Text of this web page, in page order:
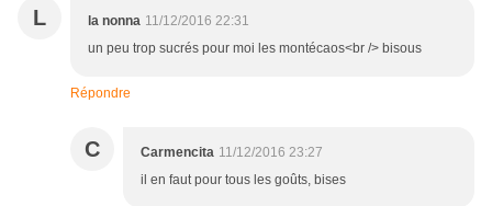
L la nonna 11/12/2016 22:31
un peu trop sucrés pour moi les montécaos<br /> bisous
Répondre
C Carmencita 11/12/2016 23:27
il en faut pour tous les goûts, bises